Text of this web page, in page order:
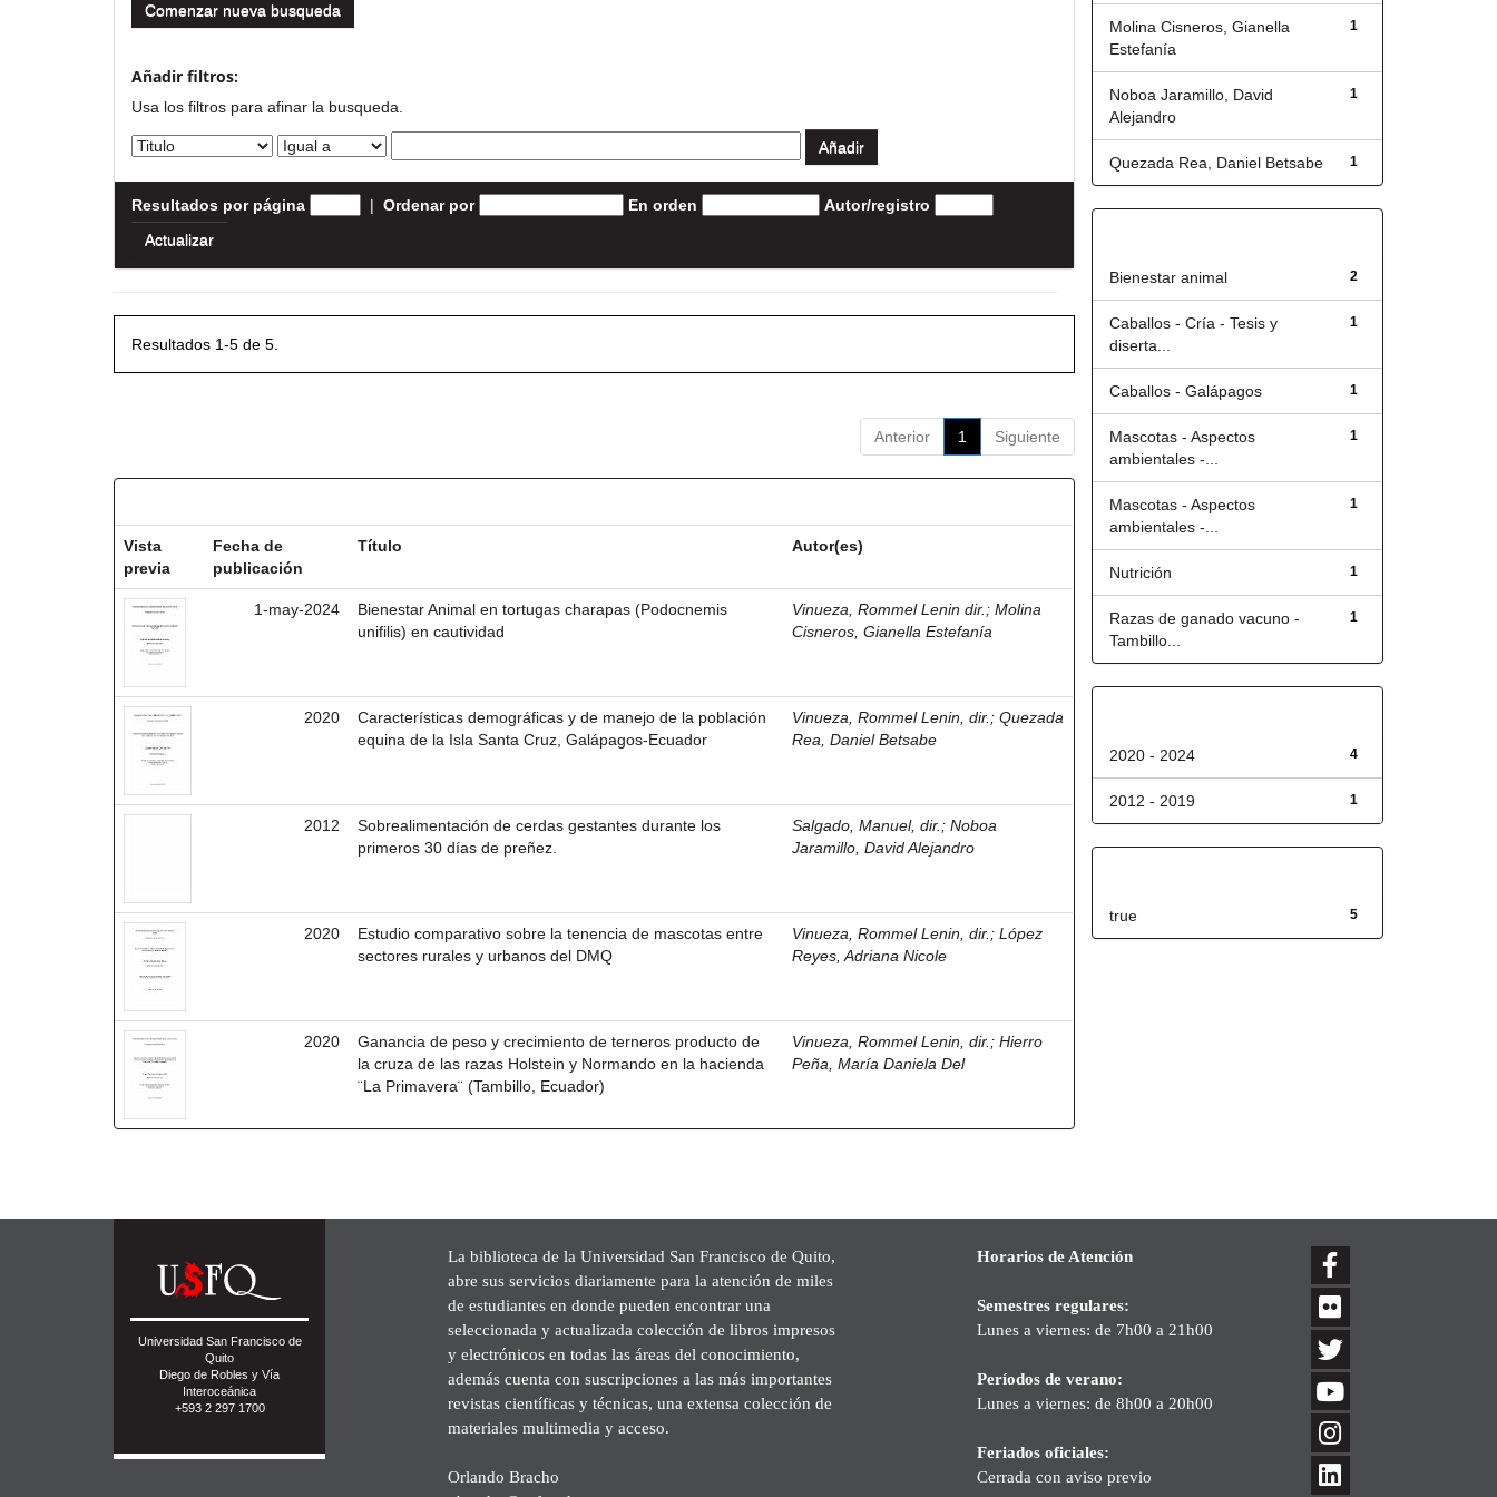
Comenzar nueva busqueda
Añadir filtros:
Usa los filtros para afinar la busqueda.
Resultados por página | Ordenar por En orden Autor/registro
Resultados 1-5 de 5.
Anterior 1 Siguiente
Vista
previa
Fecha de
publicación
Título Autor(es)
1-may-2024
Bienestar Animal en tortugas charapas (Podocnemis
unifilis) en cautividad
Vinueza, Rommel Lenin dir. ;Molina
Cisneros, Gianella Estefanía
2020
Características demográficas y de manejo de la población
equina de la Isla Santa Cruz, Galápagos-Ecuador
Vinueza, Rommel Lenin, dir. ;Quezada
Rea, Daniel Betsabe
2012
Sobrealimentación de cerdas gestantes durante los
primeros 30 días de preñez.
Salgado, Manuel, dir. ;Noboa
Jaramillo, David Alejandro
2020
Estudio comparativo sobre la tenencia de mascotas entre
sectores rurales y urbanos del DMQ
Vinueza, Rommel Lenin, dir. ;López
Reyes, Adriana Nicole
2020
Ganancia de peso y crecimiento de terneros producto de
la cruza de las razas Holstein y Normando en la hacienda
¨La Primavera¨ (Tambillo, Ecuador)
Vinueza, Rommel Lenin, dir. ;Hierro
Peña, María Daniela Del
1
Molina Cisneros, Gianella
Estefanía
1
Noboa Jaramillo, David
Alejandro
1
Quezada Rea, Daniel Betsabe
2
Bienestar animal
1
Caballos - Cría - Tesis y
diserta...
1
Caballos - Galápagos
1
Mascotas - Aspectos
ambientales -...
1
Mascotas - Aspectos
ambientales -...
1
Nutrición
1
Razas de ganado vacuno -
Tambillo...
4
2020 - 2024
1
2012 - 2019
5
true
Universidad San Francisco de
Quito
Diego de Robles y Vía
Interoceánica
+593 2 297 1700
La biblioteca de la Universidad San Francisco de Quito,
abre sus servicios diariamente para la atención de miles
de estudiantes en donde pueden encontrar una
seleccionada y actualizada colección de libros impresos
y electrónicos en todas las áreas del conocimiento,
además cuenta con suscripciones a las más importantes
revistas científicas y técnicas, una extensa colección de
materiales multimedia y acceso.
Orlando Bracho
Horarios de Atención
Semestres regulares:
Lunes a viernes: de 7h00 a 21h00
Períodos de verano:
Lunes a viernes: de 8h00 a 20h00
Feriados oficiales:
Cerrada con aviso previo